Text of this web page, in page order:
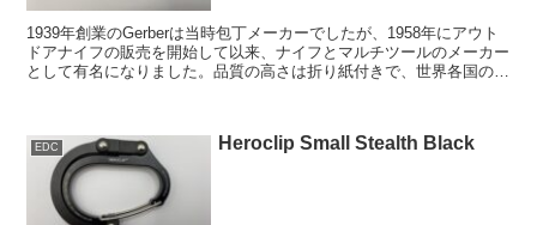
1939年創業のGerberは当時包丁メーカーでしたが、1958年にアウト
ドアナイフの販売を開始して以来、ナイフとマルチツールのメーカー
として有名になりました。品質の高さは折り紙付きで、世界各国の軍
EDC Heroclip Small Stealth Black